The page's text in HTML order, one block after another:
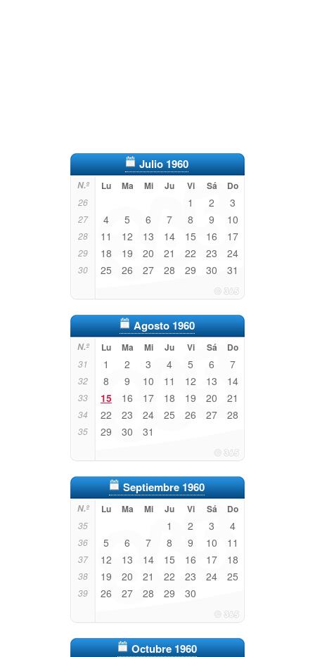
Julio 1960
N.º Lu Ma Mi Ju Vi Sá Do
26 1 2 3
27 4 5 6 7 8 9 10
28 11 12 13 14 15 16 17
29 18 19 20 21 22 23 24
30 25 26 27 28 29 30 31
Agosto 1960
N.º Lu Ma Mi Ju Vi Sá Do
31 1 2 3 4 5 6 7
32 8 9 10 11 12 13 14
33 15 16 17 18 19 20 21
34 22 23 24 25 26 27 28
35 29 30 31
Septiembre 1960
N.º Lu Ma Mi Ju Vi Sá Do
35 1 2 3 4
36 5 6 7 8 9 10 11
37 12 13 14 15 16 17 18
38 19 20 21 22 23 24 25
39 26 27 28 29 30
Octubre 1960